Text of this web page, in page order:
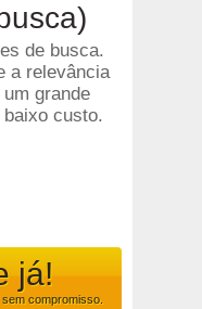
de busca.
a relevância
grande
custo.
já!
sem compromisso.